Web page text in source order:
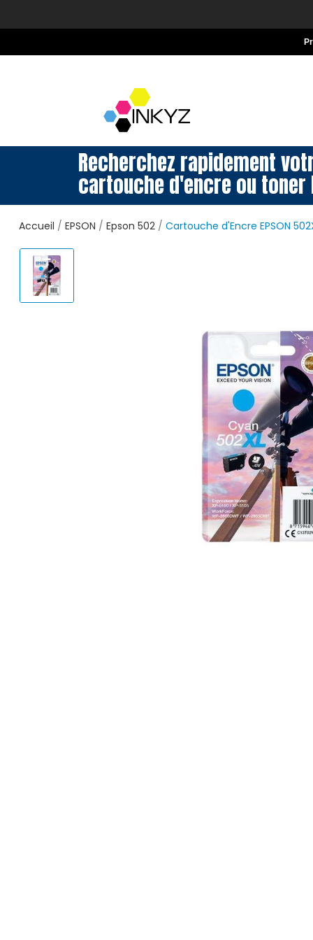
Recherchez rapidement
cartouche d'encre ou toner
Accueil EPSON Epson 502 Cartouche d'Encre EPSON